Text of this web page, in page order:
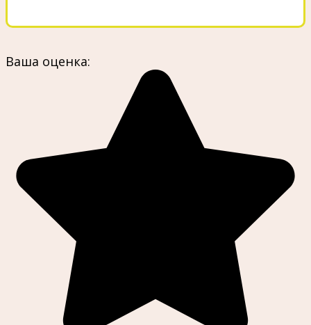
Ваша оценка: